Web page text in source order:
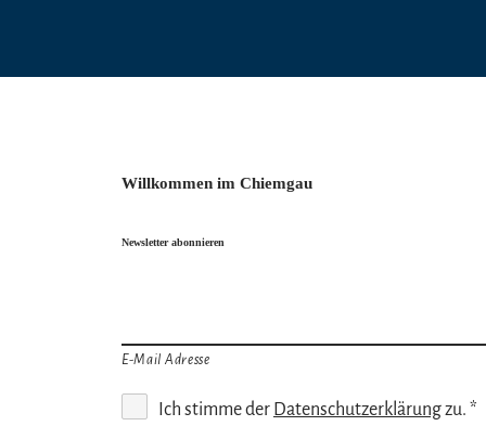
Willkommen im Chiemgau
Newsletter abonnieren
E-Mail Adresse
Ich stimme der Datenschutzerklärungzu. *